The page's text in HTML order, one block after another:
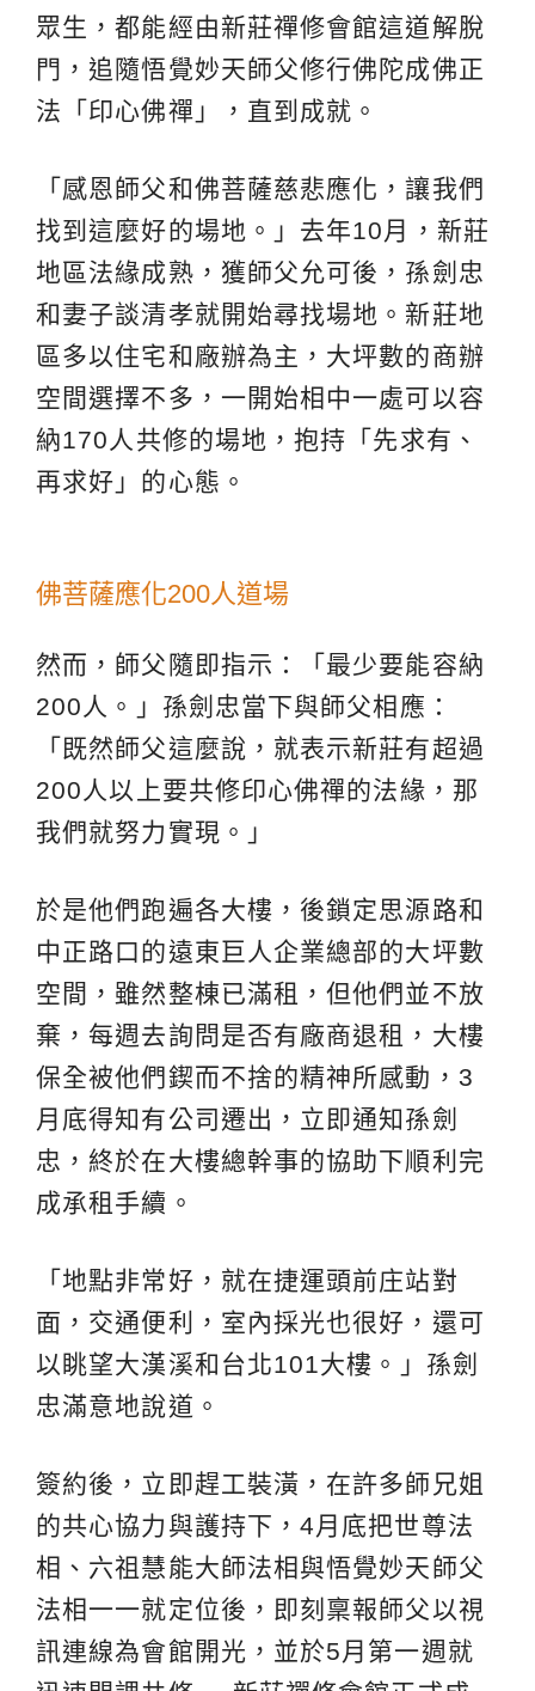
眾生，都能經由新莊禪修會館這道解脫
門，追隨悟覺妙天師父修行佛陀成佛正
法「印心佛禪」，直到成就。
「感恩師父和佛菩薩慈悲應化，讓我們
找到這麼好的場地。」去年10月，新莊
地區法緣成熟，獲師父允可後，孫劍忠
和妻子談清孝就開始尋找場地。新莊地
區多以住宅和廠辦為主，大坪數的商辦
空間選擇不多，一開始相中一處可以容
納170人共修的場地，抱持「先求有、
再求好」的心態。
佛菩薩應化200人道場
然而，師父隨即指示：「最少要能容納
200人。」孫劍忠當下與師父相應：
「既然師父這麼說，就表示新莊有超過
200人以上要共修印心佛禪的法緣，那
我們就努力實現。」
於是他們跑遍各大樓，後鎖定思源路和
中正路口的遠東巨人企業總部的大坪數
空間，雖然整棟已滿租，但他們並不放
棄，每週去詢問是否有廠商退租，大樓
保全被他們鍥而不捨的精神所感動，3
月底得知有公司遷出，立即通知孫劍
忠，終於在大樓總幹事的協助下順利完
成承租手續。
「地點非常好，就在捷運頭前庄站對
面，交通便利，室內採光也很好，還可
以眺望大漢溪和台北101大樓。」孫劍
忠滿意地說道。
簽約後，立即趕工裝潢，在許多師兄姐
的共心協力與護持下，4月底把世尊法
相、六祖慧能大師法相與悟覺妙天師父
法相一一就定位後，即刻稟報師父以視
訊連線為會館開光，並於5月第一週就